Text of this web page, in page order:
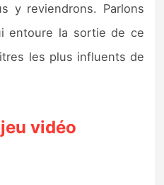
y reviendrons. Parlons
entoure la sortie de ce
les plus influents de
vidéo